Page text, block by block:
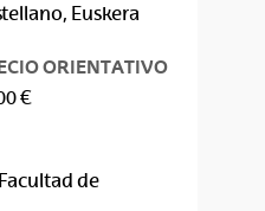
Euskera
ORIENTATIVO
€
de